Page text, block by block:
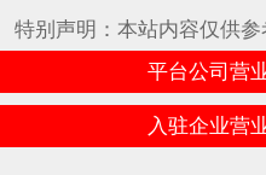
特别声明：本站内容仅供参
平台公司营
入驻企业营